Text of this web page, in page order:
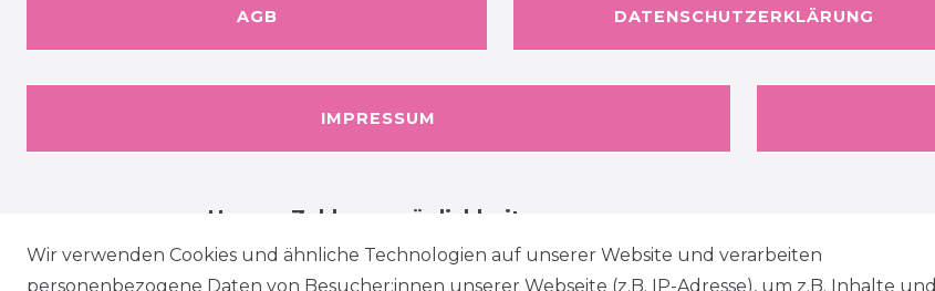
AGB DATENSCHUTZERKLÄRUNG
IMPRESSUM
Unsere Zahlungsmöglichkeiten
Wir verwenden Cookies und ähnliche Technologien auf unserer Website und verarbeiten
personenbezogene Daten von Besucher:innen unserer Webseite (z.B. IP-Adresse), um z.B. Inhalte und